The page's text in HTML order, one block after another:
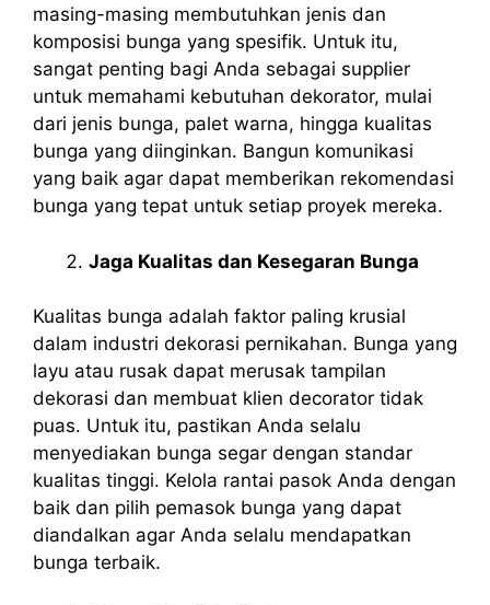
masing-masing membutuhkan jenis dan
komposisi bunga yang spesifik. Untuk itu,
sangat penting bagi Anda sebagai supplier
untuk memahami kebutuhan dekorator, mulai
dari jenis bunga, palet warna, hingga kualitas
bunga yang diinginkan. Bangun komunikasi
yang baik agar dapat memberikan rekomendasi
bunga yang tepat untuk setiap proyek mereka.
Jaga Kualitas dan Kesegaran Bunga
Kualitas bunga adalah faktor paling krusial
dalam industri dekorasi pernikahan. Bunga yang
layu atau rusak dapat merusak tampilan
dekorasi dan membuat klien decorator tidak
puas. Untuk itu, pastikan Anda selalu
menyediakan bunga segar dengan standar
kualitas tinggi. Kelola rantai pasok Anda dengan
baik dan pilih pemasok bunga yang dapat
diandalkan agar Anda selalu mendapatkan
bunga terbaik.